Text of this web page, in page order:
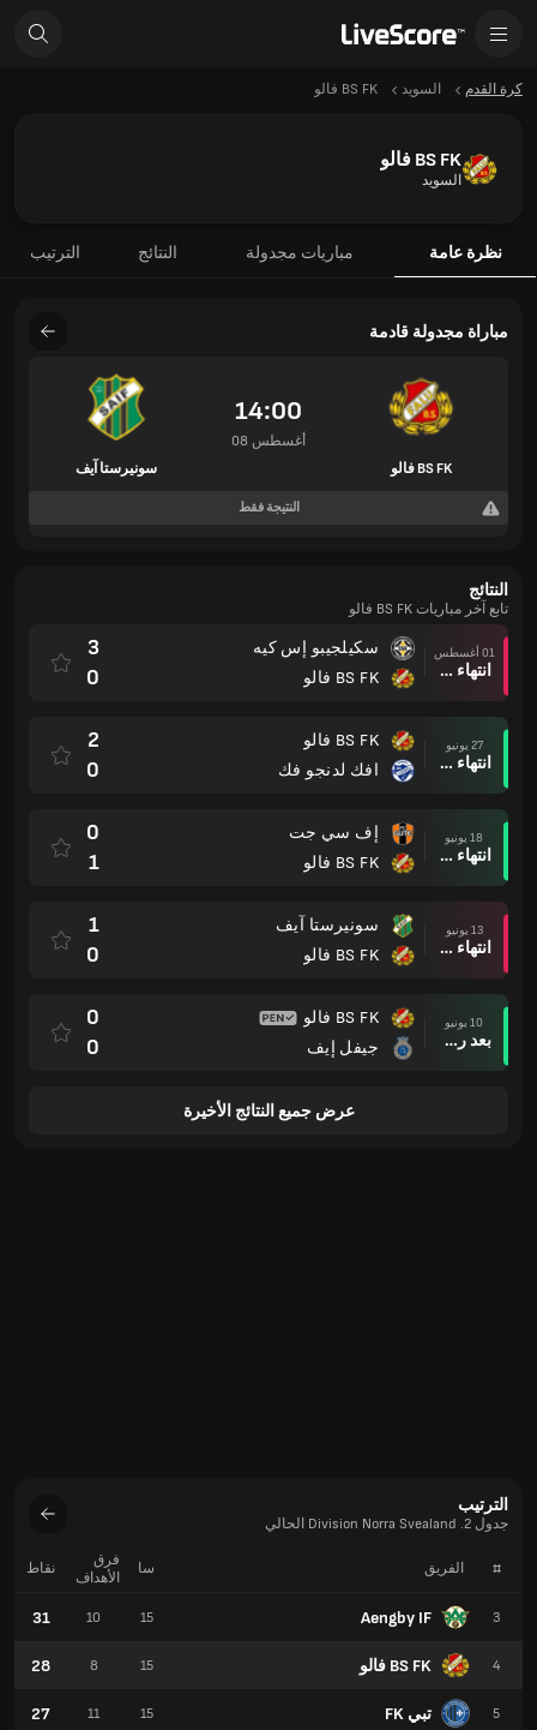
كرة القدم السويد BS FK فالو
BS FK فالو
السويد
نظرة عامة مباريات مجدولة النتائج الترتيب
مباراة مجدولة قادمة
BS FK فالو
14:00
08 أغسطس
سونيرستا آيف
النتيجة فقط
النتائج
تابع آخر مباريات BS FK فالو
01 أغسطس
انتهاء وقت المباراة
سكيلجيبو إس كيه
BS FK فالو
3
0
27 يونيو
انتهاء وقت المباراة
BS FK فالو
افك لدنجو فك
2
0
18 يونيو
انتهاء وقت المباراة
إف سي جت
BS FK فالو
0
1
13 يونيو
انتهاء وقت المباراة
سونيرستا آيف
BS FK فالو
1
0
10 يونيو
بعد ركلات الترجيح
BS FK فالو
جيفل إيف
0
0
عرض جميع النتائج الأخيرة
الترتيب
جدول 2. Division Norra Svealand الحالي
# الفريق
3
Aengby IF
4 BS FK فالو
5 تبي FK
سا
فرق
الأهداف
نقاط
15
10
31
15
8
28
15
11
27